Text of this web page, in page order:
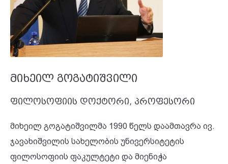
მიხეილ გოგატიშვილი
ფილოსოფიის დოქტორი, პროფესორი
მიხეილ გოგატიშვილმა 1990 წელს დაამთავრა ივ.
ჯავახიშვილის სახელობის უნივერსიტეტის
ფილოსოფიის ფაკულტეტი და მიენიჭა